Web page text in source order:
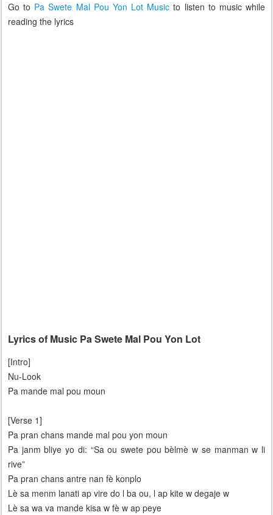
Go to Pa Swete Mal Pou Yon Lot Music to listen to music while
reading the lyrics
Lyrics of Music Pa Swete Mal Pou Yon Lot
[Intro]
Nu-Look
Pa mande mal pou moun
[Verse 1]
Pa pran chans mande mal pou yon moun
Pa janm bliye yo di: “Sa ou swete pou bèlmè w se manman w li
rive”
Pa pran chans antre nan fè konplo
Lè sa menm lanati ap vire do l ba ou, l ap kite w degaje w
Lè sa wa va mande kisa w fè w ap peye